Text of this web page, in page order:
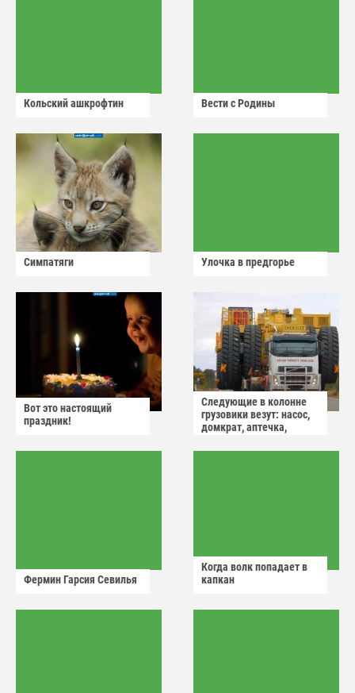
Кольский ашкрофтин Вести с Родины
Симпатяги Улочка в предгорье
Вот это настоящий
праздник!
Следующие в колонне
грузовики везут: насос,
домкрат, аптечка,
Фермин Гарсия Севилья
Когда волк попадает в
капкан